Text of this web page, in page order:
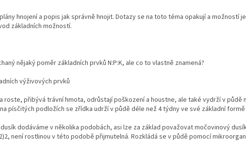
hnojení a popis jak správně hnojit. Dotazy se na toto téma opakují a možností
základních možností.
nějaký poměr základních prvků N:P:K, ale co to vlastně znamená?
výživových prvků
roste, přibývá trávní hmota, odrůstají poškození a houstne, ale také vydrží v půdě
písčitých podložích se zřídka udrží v půdě déle než 4 týdny ve své základní formě
dodáváme v několika podobách, asi lze za základ považovat močovinový
není rostlinou v této podobě přijmutelná. Rozkládá se v půdě pomocí